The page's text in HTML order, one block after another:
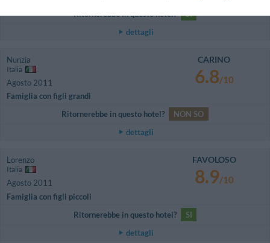
Ritornerebbe in questo hotel?
SI
dettagli
Nunzia
Italia
Agosto 2011
Famiglia con figli grandi
CARINO
6.8/10
Ritornerebbe in questo hotel?
NON SO
dettagli
Lorenzo
Italia
Agosto 2011
Famiglia con figli piccoli
FAVOLOSO
8.9/10
Ritornerebbe in questo hotel?
SI
dettagli